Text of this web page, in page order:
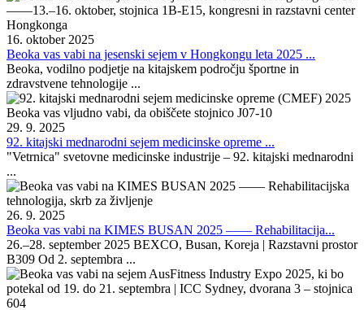
16. oktober 2025
Beoka vas vabi na jesenski sejem v Hongkongu leta 2025 ...
Beoka, vodilno podjetje na kitajskem področju športne in
zdravstvene tehnologije ...
29. 9. 2025
92. kitajski mednarodni sejem medicinske opreme ...
"Vetrnica" svetovne medicinske industrije – 92. kitajski mednarodni
...
26. 9. 2025
Beoka vas vabi na KIMES BUSAN 2025 —— Rehabilitacija...
26.–28. september 2025 BEXCO, Busan, Koreja | Razstavni prostor
B309 Od 2. septembra ...